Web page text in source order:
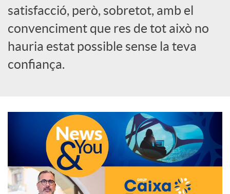
c
i
l
s
satisfacció, però, sobretot, amb el
convenciment que res de tot això no
hauria estat possible sense la teva
confiança.